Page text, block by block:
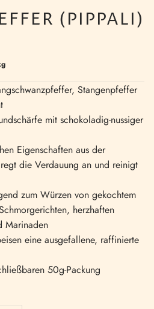
(PIPPALI)
Stangenpfeffer
mit schokoladig-nussiger
Eigenschaften aus der
die Verdauung an und reinigt
zum Würzen von gekochtem
herzhaften
Marinaden
eine ausgefallene, raffinierte
50g-Packung